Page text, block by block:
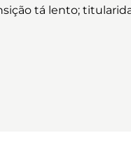
tá lento;